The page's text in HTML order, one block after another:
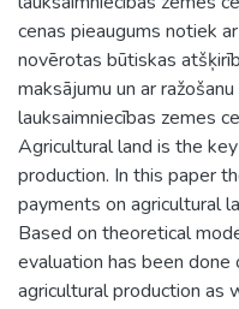
cenas pieaugums notiek
novērotas būtiskas
maksājumu un ar
lauksaimniecības zemes
Agricultural land is the
production. In this paper
payments on agricultural
Based on theoretical
evaluation has been
agricultural production as